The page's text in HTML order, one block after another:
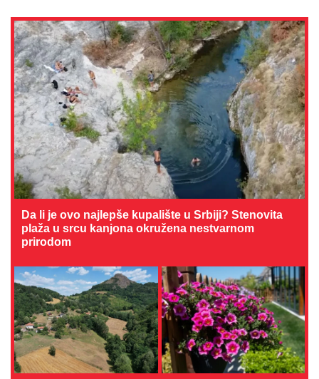
Da li je ovo najlepše kupalište u Srbiji? Stenovita
plaža u srcu kanjona okružena nestvarnom
prirodom